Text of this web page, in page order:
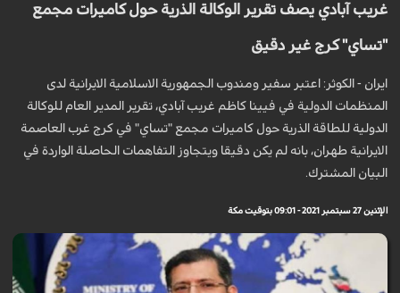
غريب آبادي يصف تقرير الوكالة الذرية حول كاميرات مجمع
"تساي" كرج غير دقيق
ايران - الكوثر: اعتبر سفير ومندوب الجمهورية الاسلامية الايرانية لدى
المنظمات الدولية في فيينا كاظم غريب آبادي، تقرير المدير العام للوكالة
الدولية للطاقة الذرية حول كاميرات مجمع "تساي" في كرج غرب العاصمة
الايرانية طهران، بانه لم يكن دقيقا ويتجاوز التفاهمات الحاصلة الواردة في
البيان المشترك.
الإثنين 27 سبتمبر 2021 - 09:01 بتوقيت مكة